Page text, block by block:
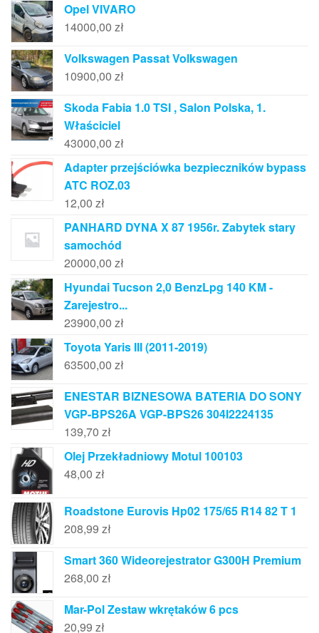
Opel VIVARO
14000,00 zł
Volkswagen Passat Volkswagen
10900,00 zł
Skoda Fabia 1.0 TSI , Salon Polska, 1.
Właściciel
43000,00 zł
Adapter przejściówka bezpieczników bypass
ATC ROZ.03
12,00 zł
PANHARD DYNA X 87 1956r. Zabytek stary
samochód
20000,00 zł
Hyundai Tucson 2,0 BenzLpg 140 KM -
Zarejestro...
23900,00 zł
Toyota Yaris III (2011-2019)
63500,00 zł
ENESTAR BIZNESOWA BATERIA DO SONY
VGP-BPS26A VGP-BPS26 304I2224135
139,70 zł
Olej Przekładniowy Motul 100103
48,00 zł
Roadstone Eurovis Hp02 175/65 R14 82 T 1
208,99 zł
Smart 360 Wideorejestrator G300H Premium
268,00 zł
Mar-Pol Zestaw wkrętaków 6 pcs
20,99 zł